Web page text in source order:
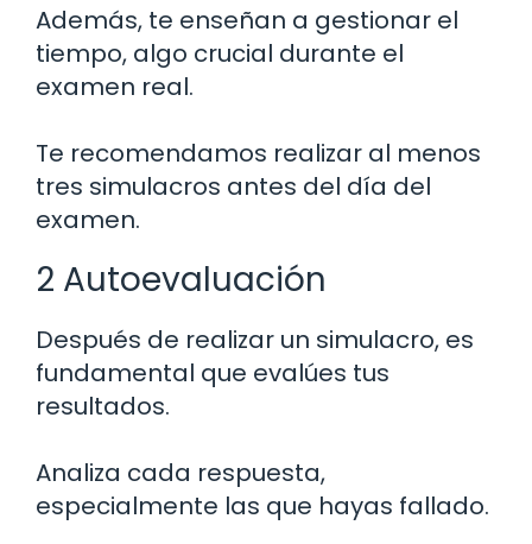
Además, te enseñan a gestionar el
tiempo, algo crucial durante el
examen real.
Te recomendamos realizar al menos
tres simulacros antes del día del
examen.
2 Autoevaluación
Después de realizar un simulacro, es
fundamental que evalúes tus
resultados.
Analiza cada respuesta,
especialmente las que hayas fallado.